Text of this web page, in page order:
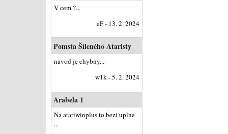
V cem ?...
eF - 13. 2. 2024
Pomsta Šíleného Ataristy
navod je chybny...
w1k - 5. 2. 2024
Arabela 1
Na atariwinplus to bezi uplne
...